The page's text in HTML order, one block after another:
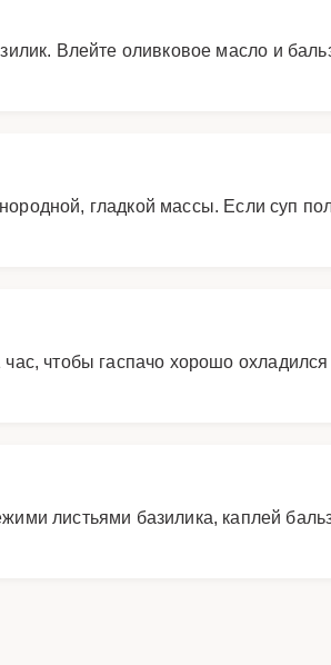
Влейте оливковое масло и
гладкой массы. Если суп
чтобы гаспачо хорошо
листьями базилика, каплей